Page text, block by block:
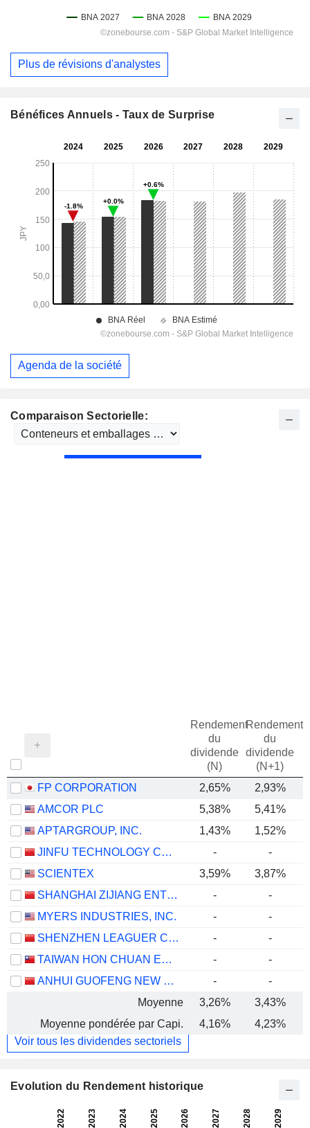
Comparaison Sectorielle:
Rendement
du
dividende
(N)
Rendement
du
dividende
(N+1)
FP CORPORATION 2,65% 2,93%
AMCOR PLC
5,38% 5,41%
APTARGROUP, INC.
1,43% 1,52%
JINFU TECHNOLOGY CO., LTD.
-
-
SCIENTEX
3,59%
3,87%
SHANGHAI ZIJIANG ENTERPRISE GROUP CO., LTD.
- -
MYERS INDUSTRIES, INC.
- -
SHENZHEN LEAGUER CO., LTD.
-
-
TAIWAN HON CHUAN ENTERPRISE CO., LTD.
-
-
ANHUI GUOFENG NEW MATERIALS CO., LTD.
-
-
Moyenne
3,26% 3,43%
Moyenne pondérée par Capi.
4,16% 4,23%
Voir tous les dividendes sectoriels
Evolution du Rendement historique
Plus de révisions d'analystes
Bénéfices Annuels - Taux de Surprise
Agenda de la société